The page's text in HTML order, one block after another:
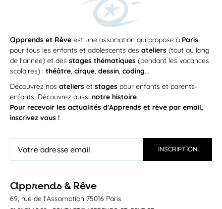
apprends et Rêve est une association qui propose à Paris,
pour tous les enfants et adolescents des ateliers (tout au long
de l'année) et des stages thématiques (pendant les vacances
scolaires) : théâtre, cirque, dessin, coding...
Découvrez nos ateliers et stages pour enfants et parents-
enfants. Découvrez aussi notre histoire.
Pour recevoir les actualités d'Apprends et rêve par email,
inscrivez vous !
apprends & Rêve
69, rue de l’Assomption 75016 Paris